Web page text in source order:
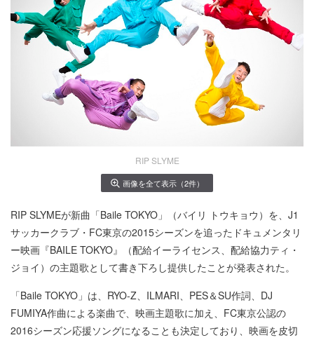
RIP SLYME
画像を全て表示（2件）
RIP SLYMEが新曲「Baile TOKYO」（バイリ トウキョウ）を、J1
サッカークラブ・FC東京の2015シーズンを追ったドキュメンタリ
ー映画『BAILE TOKYO』（配給イーライセンス、配給協力ティ・
ジョイ）の主題歌として書き下ろし提供したことが発表された。
「Baile TOKYO」は、RYO-Z、ILMARI、PES＆SU作詞、DJ
FUMIYA作曲による楽曲で、映画主題歌に加え、FC東京公認の
2016シーズン応援ソングになることも決定しており、映画を皮切